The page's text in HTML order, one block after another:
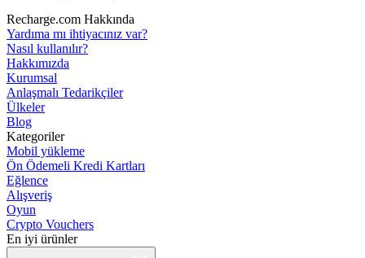
Recharge.com Hakkında
Yardıma mı ihtiyacınız var?
Nasıl kullanılır?
Hakkımızda
Kurumsal
Anlaşmalı Tedarikçiler
Ülkeler
Blog
Kategoriler
Mobil yükleme
Ön Ödemeli Kredi Kartları
Eğlence
Alışveriş
Oyun
Crypto Vouchers
En iyi ürünler